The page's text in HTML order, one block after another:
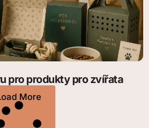
pro produkty pro zvířata
More